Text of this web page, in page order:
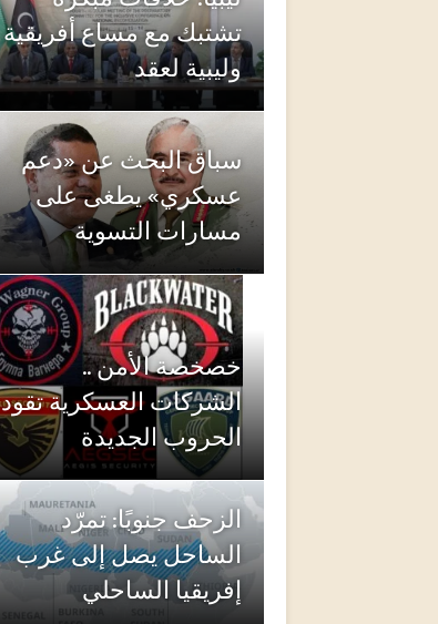
تشتبك مع مساع أفريقية
وليبية لعقد
سباق البحث عن «دعم
عسكري» يطغى على
مسارات التسوية
خصخصة الأمن ..
الشركات العسكرية تقود
الحروب الجديدة
الزحف جنوبًا: تمرّد
الساحل يصل إلى غرب
إفريقيا الساحلي